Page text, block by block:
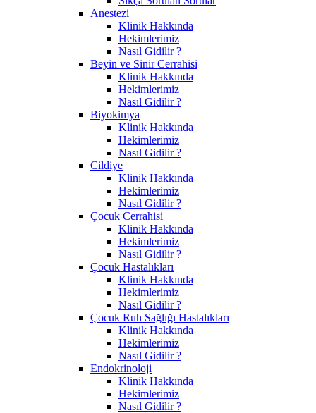
Anestezi
Klinik Hakkında
Hekimlerimiz
Nasıl Gidilir ?
Beyin ve Sinir Cerrahisi
Klinik Hakkında
Hekimlerimiz
Nasıl Gidilir ?
Biyokimya
Klinik Hakkında
Hekimlerimiz
Nasıl Gidilir ?
Cildiye
Klinik Hakkında
Hekimlerimiz
Nasıl Gidilir ?
Çocuk Cerrahisi
Klinik Hakkında
Hekimlerimiz
Nasıl Gidilir ?
Çocuk Hastalıkları
Klinik Hakkında
Hekimlerimiz
Nasıl Gidilir ?
Çocuk Ruh Sağlığı Hastalıkları
Klinik Hakkında
Hekimlerimiz
Nasıl Gidilir ?
Endokrinoloji
Klinik Hakkında
Hekimlerimiz
Nasıl Gidilir ?